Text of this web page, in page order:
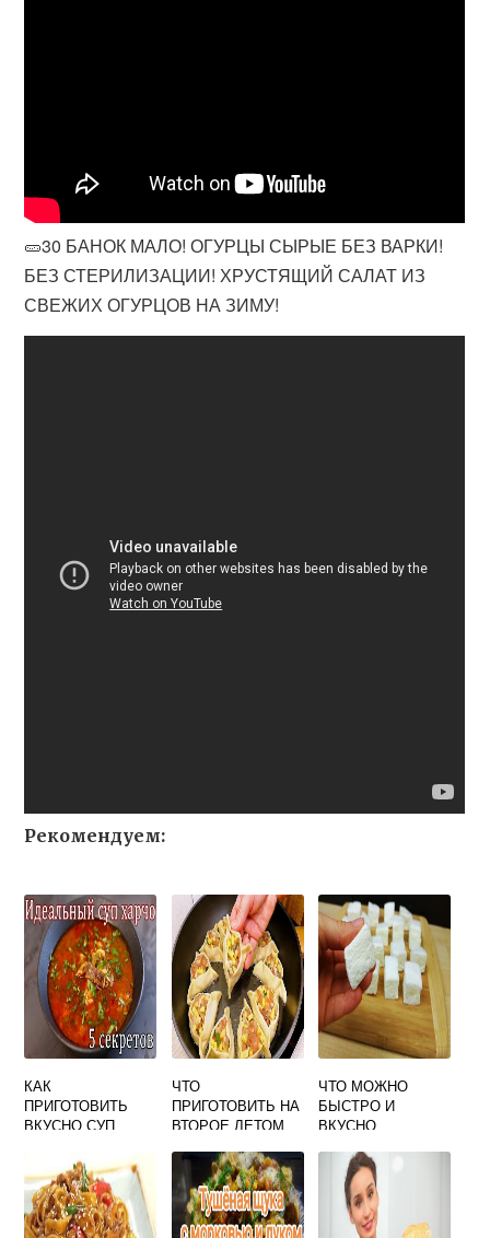
🥒30 БАНОК МАЛО! ОГУРЦЫ СЫРЫЕ БЕЗ ВАРКИ!
БЕЗ СТЕРИЛИЗАЦИИ! ХРУСТЯЩИЙ САЛАТ ИЗ
СВЕЖИХ ОГУРЦОВ НА ЗИМУ!
Рекомендуем:
КАК
ПРИГОТОВИТЬ
ВКУСНО СУП
КУРИЦЫ
ЧТО
ПРИГОТОВИТЬ НА
ВТОРОЕ ЛЕТОМ
ВКУСНО
ЧТО МОЖНО
БЫСТРО И
ВКУСНО
СЛАДКОЕ В
МИКРОВОЛНОВКЕ